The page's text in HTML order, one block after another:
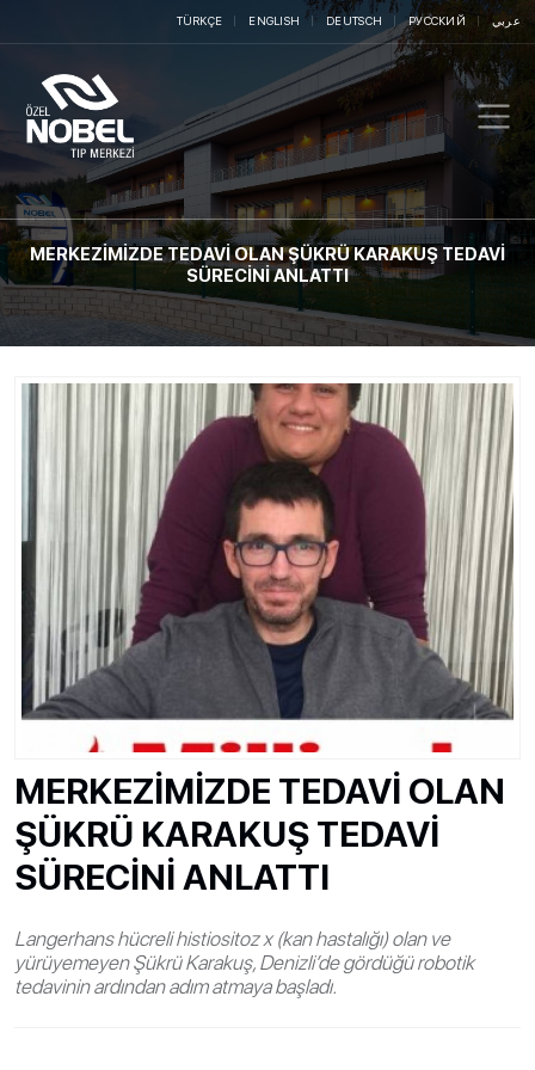
TÜRKÇE ENGLISH DEUTSCH РУССКИЙ عربي
MERKEZİMİZDE TEDAVİ OLAN ŞÜKRÜ KARAKUŞ TEDAVİ
SÜRECİNİ ANLATTI
MERKEZİMİZDE TEDAVİ OLAN
ŞÜKRÜ KARAKUŞ TEDAVİ
SÜRECİNİ ANLATTI
Langerhans hücreli histiositoz x (kan hastalığı) olan ve
yürüyemeyen Şükrü Karakuş, Denizli’de gördüğü robotik
tedavinin ardından adım atmaya başladı.